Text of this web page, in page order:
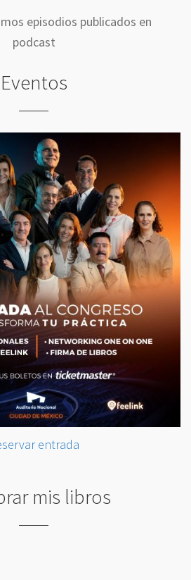
episodios publicados en
podcast
Eventos
entrada
mis libros